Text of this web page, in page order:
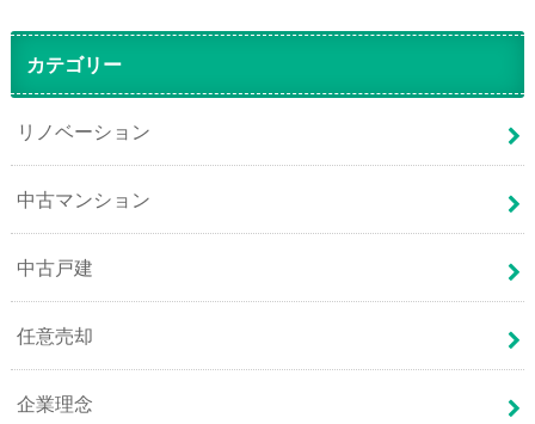
カテゴリー
リノベーション
中古マンション
中古戸建
任意売却
企業理念